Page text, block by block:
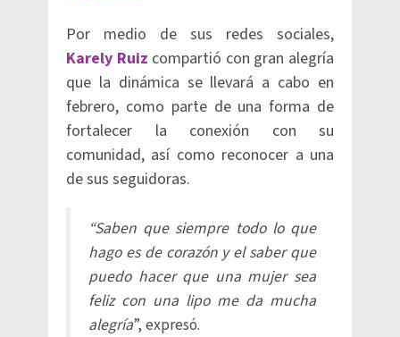
Por medio de sus redes sociales,
Karely Ruiz compartió con gran alegría
que la dinámica se llevará a cabo en
febrero, como parte de una forma de
fortalecer la conexión con su
comunidad, así como reconocer a una
de sus seguidoras.
“Saben que siempre todo lo que
hago es de corazón y el saber que
puedo hacer que una mujer sea
feliz con una lipo me da mucha
alegría”, expresó.